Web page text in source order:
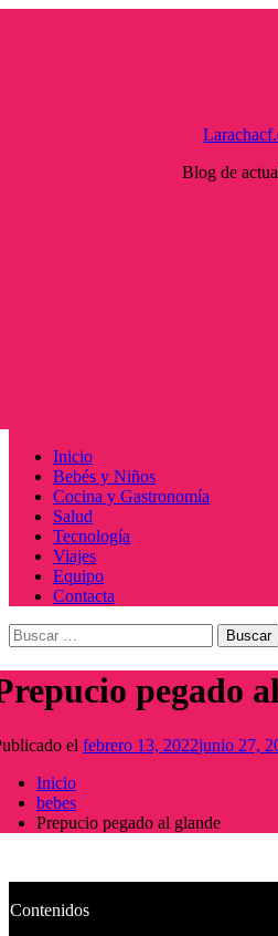
Blog de
Menú
principal
Inicio
Bebés y Niños
Cocina y Gastronomía
Salud
Tecnología
Viajes
Equipo
Contacta
Buscar:
pegado
el febrero 13, 2022junio 27,
Inicio
bebes
Prepucio pegado al glande
Contenidos